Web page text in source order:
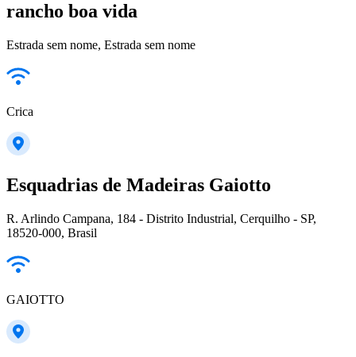
rancho boa vida
Estrada sem nome, Estrada sem nome
Crica
Esquadrias de Madeiras Gaiotto
R. Arlindo Campana, 184 - Distrito Industrial, Cerquilho - SP,
18520-000, Brasil
GAIOTTO